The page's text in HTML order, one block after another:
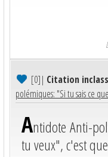
[0]| Citation
polémiques: "Si tu sais ce
Antidote Anti-
tu veux", c'est